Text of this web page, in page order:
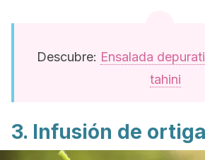
Descubre: Ensalada
tahini
3. Infusión de ortiga